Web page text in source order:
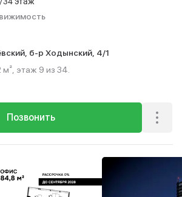
б-р Ходынский, 4/1
этаж 9 из 34.
Позвонить